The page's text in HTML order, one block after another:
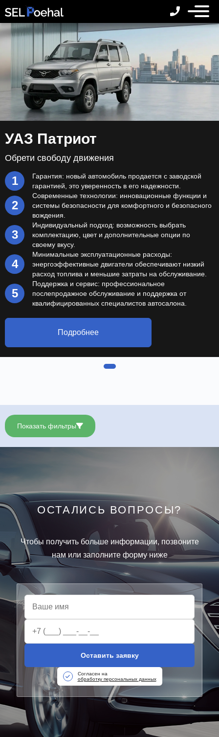
УАЗ Патриот
Обрети свободу движения
Гарантия: новый автомобиль продается с заводской
гарантией, это уверенность в его надежности.
Современные технологии: инновационные функции и
системы безопасности для комфортного и безопасного
вождения.
Индивидуальный подход: возможность выбрать
комплектацию, цвет и дополнительные опции по
своему вкусу.
Минимальные эксплуатационные расходы:
энергоэффективные двигатели обеспечивают низкий
расход топлива и меньшие затраты на обслуживание.
Поддержка и сервис: профессиональное
послепродажное обслуживание и поддержка от
квалифицированных специалистов автосалона.
Подробнее
Показать фильтры
ОСТАЛИСЬ ВОПРОСЫ?
Чтобы получить больше информации, позвоните
нам или заполните форму ниже
Оставить заявку
Согласен на
обработку персональных данных